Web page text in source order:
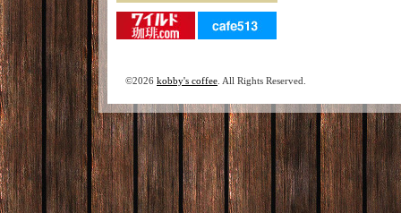
©2026 kobby's coffee . All Rights Reserved.